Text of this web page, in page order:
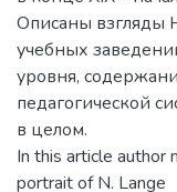
Описаны взгляды
учебных
уровня,
педагогической
в целом.
In this article author
portrait of N. Lange